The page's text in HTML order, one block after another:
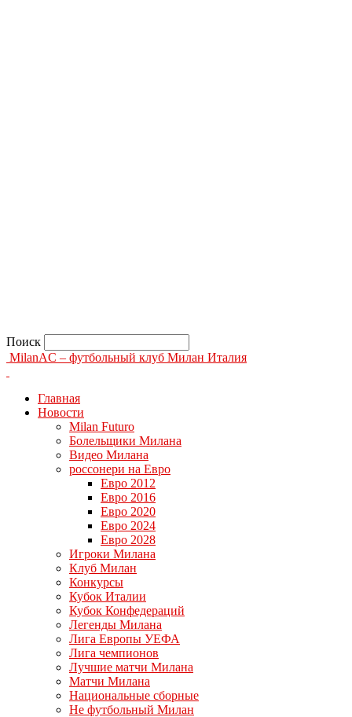
Поиск
MilanAC – футбольный клуб Милан Италия
Главная
Новости
Milan Futuro
Болельщики Милана
Видео Милана
россонери на Евро
Евро 2012
Евро 2016
Евро 2020
Евро 2024
Евро 2028
Игроки Милана
Клуб Милан
Конкурсы
Кубок Италии
Кубок Конфедераций
Легенды Милана
Лига Европы УЕФА
Лига чемпионов
Лучшие матчи Милана
Матчи Милана
Национальные сборные
Не футбольный Милан